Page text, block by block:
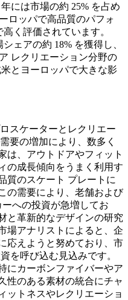
には市場の約 25% を占め
ロッパで高品質のパフォ
く評価されています。
ェアの約 18% を獲得し、
レクリエーション分野の
とヨーロッパで大きな影
スケーターとレクリエー
要の増加により、数多く
は、アウトドアやフィット
の成長傾向をうまく利用す
質のスケート プレートに
の需要により、老舗および
への投資が急増してお
と革新的なデザインの研究
場アナリストによると、企
応えようと努めており、市
を呼び込む見込みです。
にカーボンファイバーやア
性のある素材の統合にチャ
ットネスやレクリエーショ